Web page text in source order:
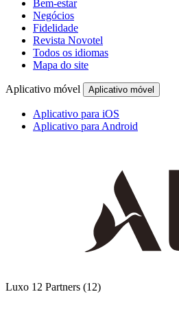
Bem-estar
Negócios
Fidelidade
Revista Novotel
Todos os idiomas
Mapa do site
Aplicativo móvel Aplicativo móvel
Aplicativo para iOS
Aplicativo para Android
Luxo 12 Partners (12)